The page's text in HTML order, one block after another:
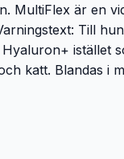
MultiFlex är en
Till
istället
katt. Blandas i